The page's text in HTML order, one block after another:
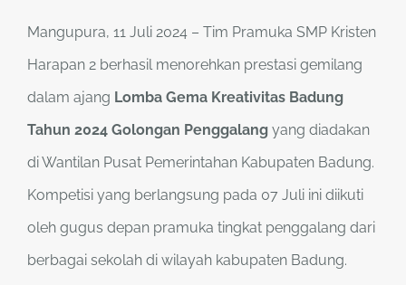
Mangupura, 11 Juli 2024 – Tim Pramuka SMP Kristen
Harapan 2 berhasil menorehkan prestasi gemilang
dalam ajang Lomba Gema Kreativitas Badung
Tahun 2024 Golongan Penggalang yang diadakan
di Wantilan Pusat Pemerintahan Kabupaten Badung.
Kompetisi yang berlangsung pada 07 Juli ini diikuti
oleh gugus depan pramuka tingkat penggalang dari
berbagai sekolah di wilayah kabupaten Badung.